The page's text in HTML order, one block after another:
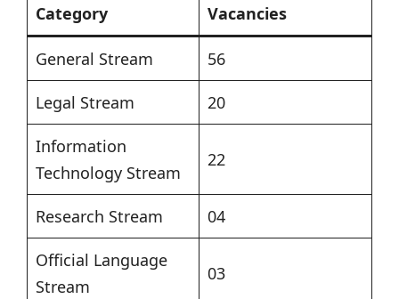
Category Vacancies
General Stream 56
Legal Stream 20
Information
Technology Stream
22
Research Stream 04
Official Language
Stream
03